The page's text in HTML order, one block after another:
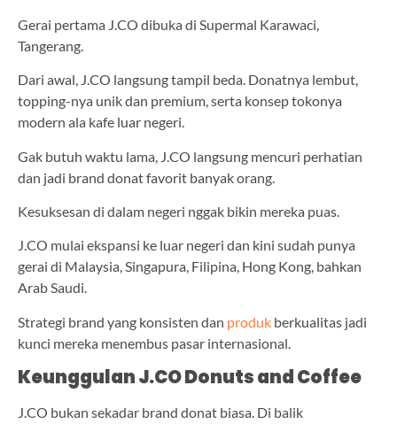
Gerai pertama J.CO dibuka di Supermal Karawaci,
Tangerang.
Dari awal, J.CO langsung tampil beda. Donatnya lembut,
topping-nya unik dan premium, serta konsep tokonya
modern ala kafe luar negeri.
Gak butuh waktu lama, J.CO langsung mencuri perhatian
dan jadi brand donat favorit banyak orang.
Kesuksesan di dalam negeri nggak bikin mereka puas.
J.CO mulai ekspansi ke luar negeri dan kini sudah punya
gerai di Malaysia, Singapura, Filipina, Hong Kong, bahkan
Arab Saudi.
Strategi brand yang konsisten dan produk berkualitas jadi
kunci mereka menembus pasar internasional.
Keunggulan J.CO Donuts and Coffee
J.CO bukan sekadar brand donat biasa. Di balik